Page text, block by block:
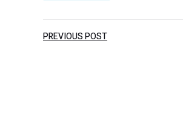
Post
PREVIOUS POST